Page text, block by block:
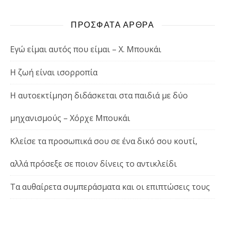
ΠΡΟΣΦΑΤΑ ΑΡΘΡΑ
Εγώ είμαι αυτός που είμαι – Χ. Μπουκάι
Η ζωή είναι ισορροπία
Η αυτοεκτίμηση διδάσκεται στα παιδιά με δύο
μηχανισμούς – Χόρχε Μπουκάι
Κλείσε τα προσωπικά σου σε ένα δικό σου κουτί,
αλλά πρόσεξε σε ποιον δίνεις το αντικλείδι
Τα αυθαίρετα συμπεράσματα και οι επιπτώσεις τους